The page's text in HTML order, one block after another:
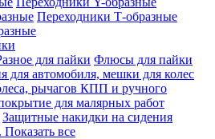
Переходники Т-образные
для пайки Флюсы для пайки
для автомобиля, мешки для колес
рычагов КПП и ручного
для малярных работ
Защитные накидки на сидения
Показать все